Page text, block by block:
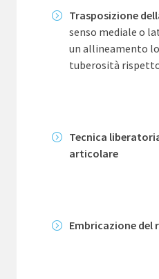
Trasposizione
senso mediale o
un allineamento
tuberosità
Tecnica
articolare
Embricazione del